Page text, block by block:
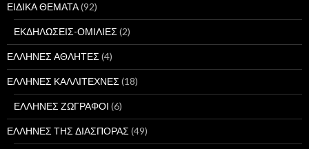
ΕΙΔΙΚΑ ΘΕΜΑΤΑ(92)
ΕΚΔΗΛΩΣΕΙΣ-ΟΜΙΛΙΕΣ (2)
ΕΛΛΗΝΕΣ ΑΘΛΗΤΕΣ (4)
ΕΛΛΗΝΕΣ ΚΑΛΛΙΤΕΧΝΕΣ (18)
ΕΛΛΗΝΕΣ ΖΩΓΡΑΦΟΙ (6)
ΕΛΛΗΝΕΣ ΤΗΣ ΔΙΑΣΠΟΡΑΣ (49)